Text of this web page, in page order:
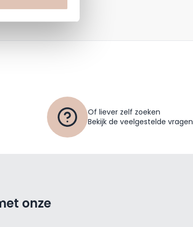
Of liever zelf zoeken
Bekijk de veelgestelde vragen
onze